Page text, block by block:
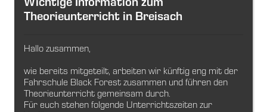
Wichtige Information zum
Theorieunterricht in Breisach
Hallo zusammen,
wie bereits mitgeteilt, arbeiten wir künftig eng mit der
Fahrschule Black Forest zusammen und führen den
Theorieunterricht gemeinsam durch.
Für euch stehen folgende Unterrichtszeiten zur